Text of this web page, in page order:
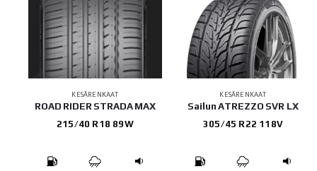
KESÄRENKAAT
ROAD RIDER STRADA MAX
215/40 R18 89W
KESÄRENKAAT
Sailun ATREZZO SVR LX
305/45 R22 118V